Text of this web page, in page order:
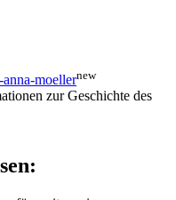
moellernew
zur Geschichte des